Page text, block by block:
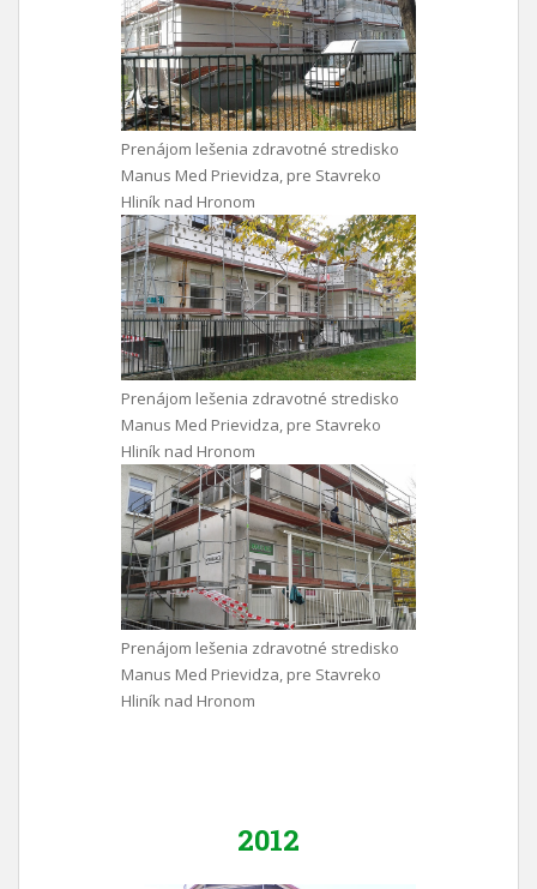
Prenájom lešenia zdravotné stredisko
Manus Med Prievidza, pre Stavreko
Hliník nad Hronom
Prenájom lešenia zdravotné stredisko
Manus Med Prievidza, pre Stavreko
Hliník nad Hronom
Prenájom lešenia zdravotné stredisko
Manus Med Prievidza, pre Stavreko
Hliník nad Hronom
2012